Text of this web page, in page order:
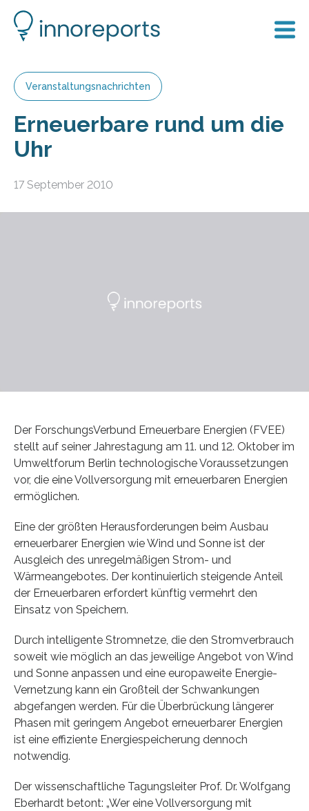
Veranstaltungsnachrichten
Erneuerbare rund um die
Uhr
17 September 2010
Der ForschungsVerbund Erneuerbare Energien (FVEE)
stellt auf seiner Jahrestagung am 11. und 12. Oktober im
Umweltforum Berlin technologische Voraussetzungen
vor, die eine Vollversorgung mit erneuerbaren Energien
ermöglichen.
Eine der größten Herausforderungen beim Ausbau
erneuerbarer Energien wie Wind und Sonne ist der
Ausgleich des unregelmäßigen Strom- und
Wärmeangebotes. Der kontinuierlich steigende Anteil
der Erneuerbaren erfordert künftig vermehrt den
Einsatz von Speichern.
Durch intelligente Stromnetze, die den Stromverbrauch
soweit wie möglich an das jeweilige Angebot von Wind
und Sonne anpassen und eine europaweite Energie-
Vernetzung kann ein Großteil der Schwankungen
abgefangen werden. Für die Überbrückung längerer
Phasen mit geringem Angebot erneuerbarer Energien
ist eine effiziente Energiespeicherung dennoch
notwendig.
Der wissenschaftliche Tagungsleiter Prof. Dr. Wolfgang
Eberhardt betont: „Wer eine Vollversorgung mit